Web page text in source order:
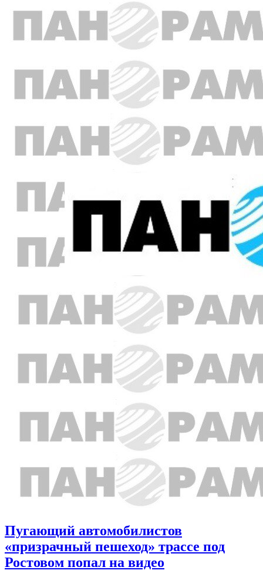
Пугающий автомобилистов
«призрачный пешеход» трассе под
Ростовом попал на видео